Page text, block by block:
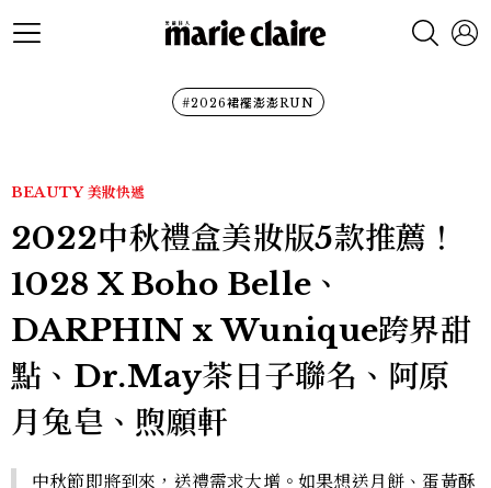
#2026裙襬澎澎RUN
BEAUTY 美妝快遞
2022中秋禮盒美妝版5款推薦！
1028 X Boho Belle、
DARPHIN x Wunique跨界甜
點、Dr.May茶日子聯名、阿原
月兔皂、煦願軒
中秋節即將到來，送禮需求大增。如果想送月餅、蛋黃酥